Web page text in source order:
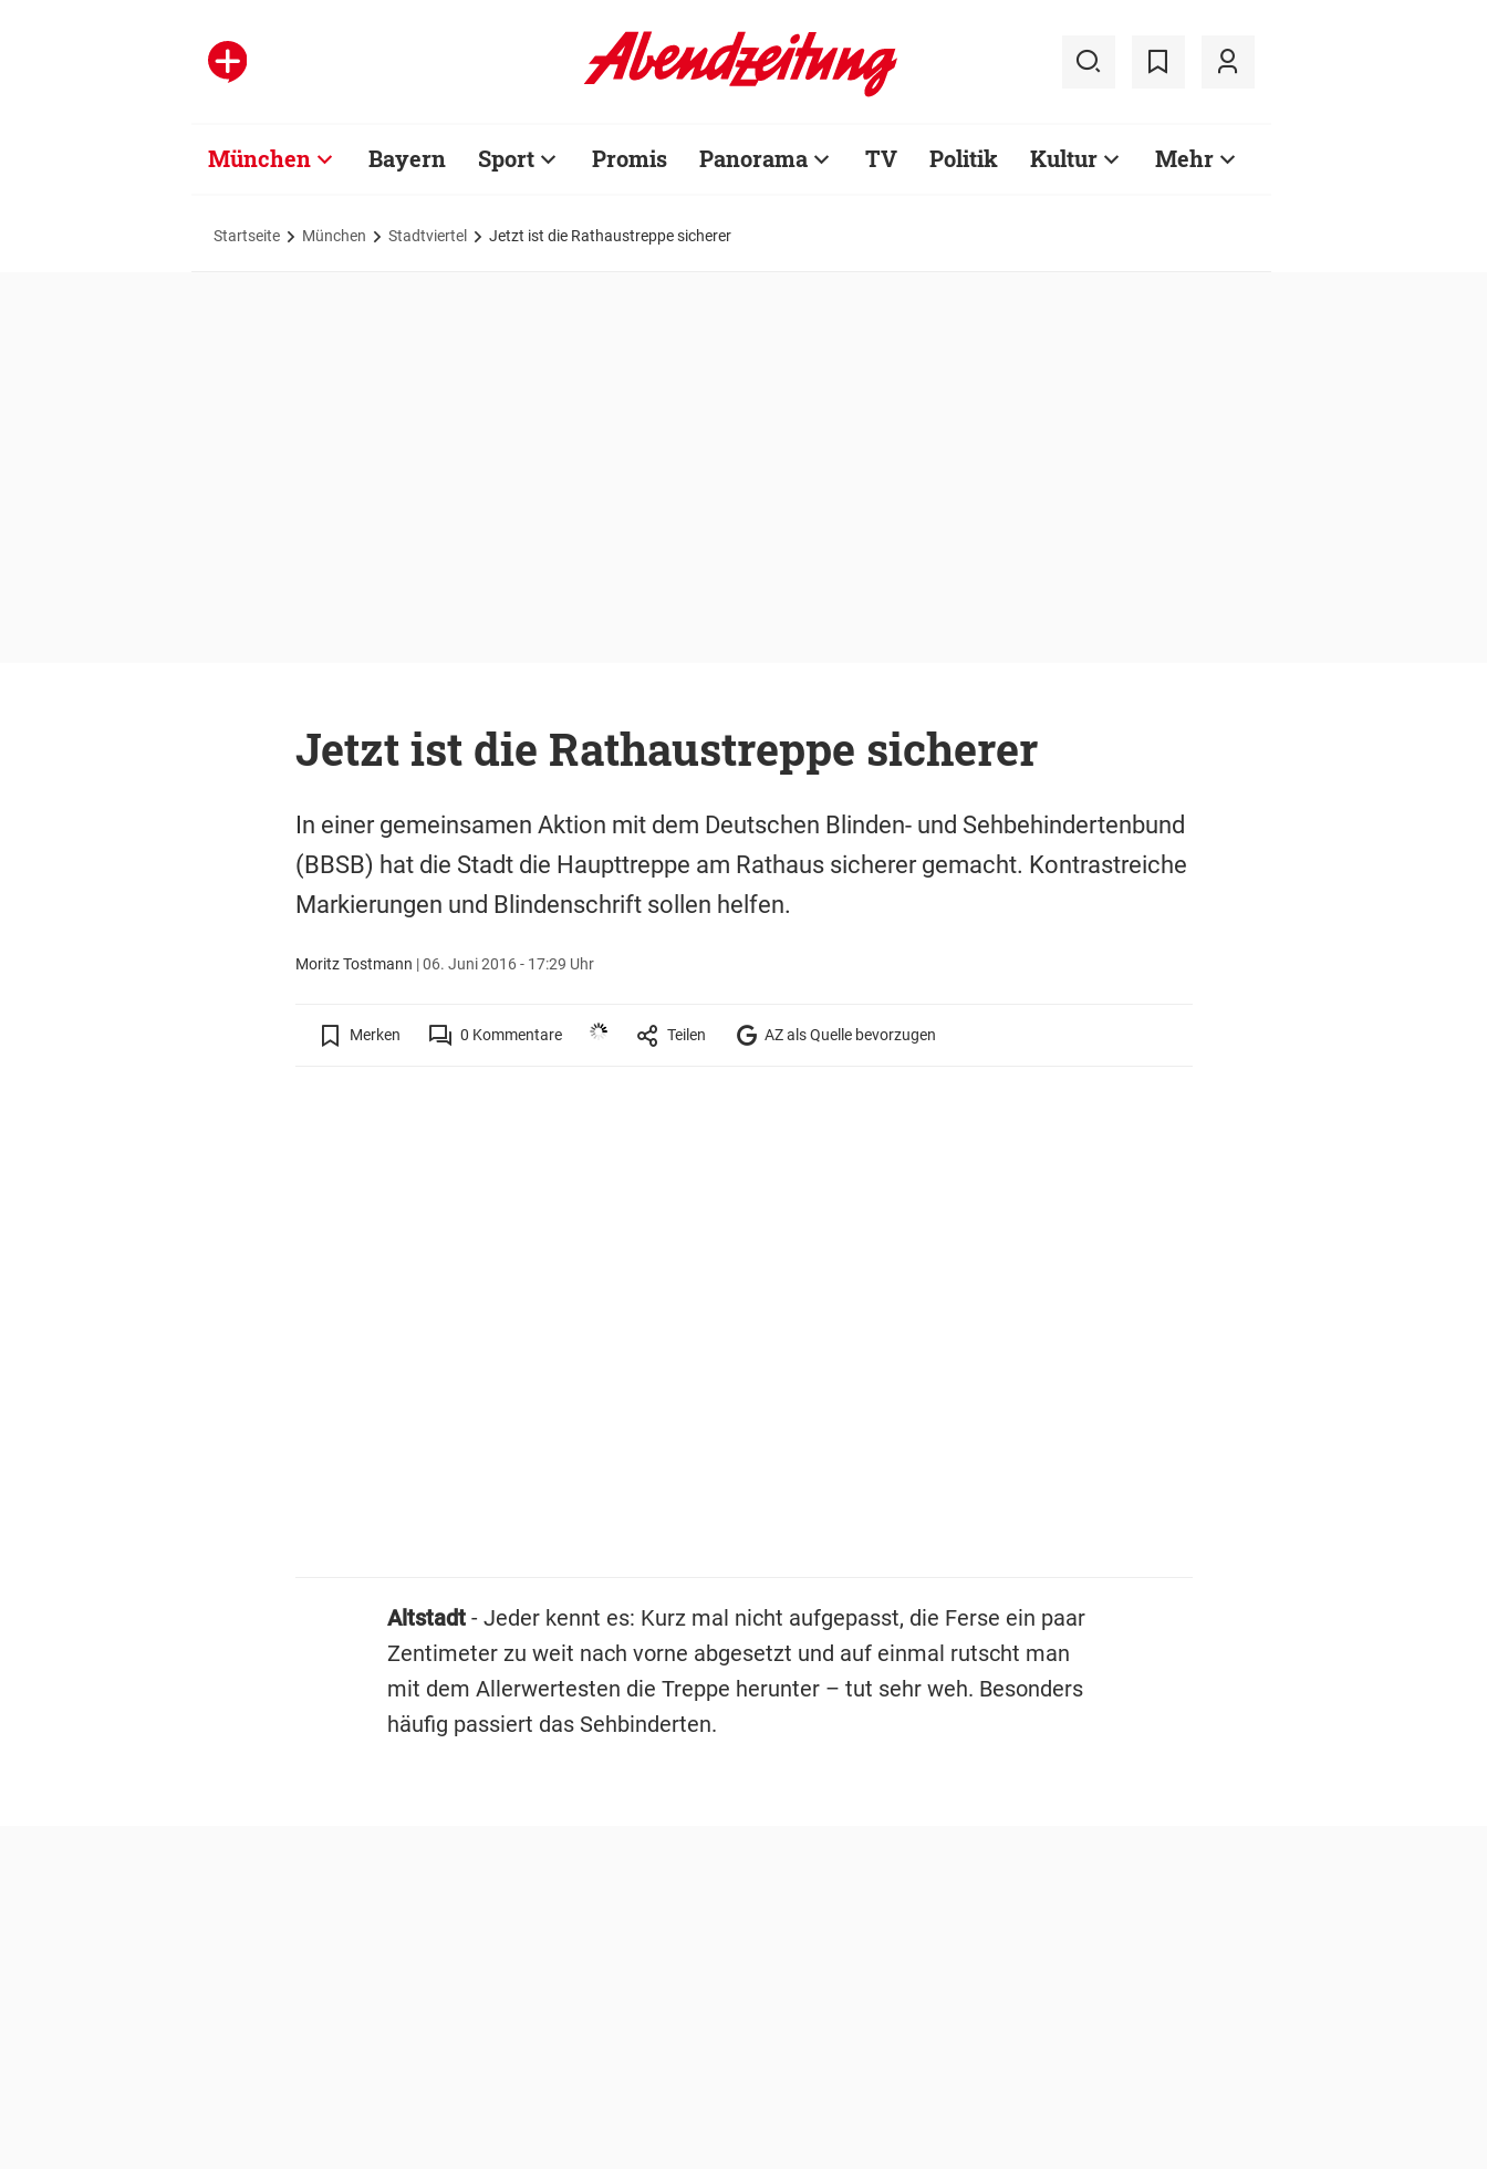
München Bayern Sport Promis Panorama TV Politik Kultur Mehr
Startseite München Stadtviertel Jetzt ist die Rathaustreppe sicherer
Jetzt ist die Rathaustreppe sicherer
In einer gemeinsamen Aktion mit dem Deutschen Blinden- und Sehbehindertenbund
(BBSB) hat die Stadt die Haupttreppe am Rathaus sicherer gemacht. Kontrastreiche
Markierungen und Blindenschrift sollen helfen.
Moritz Tostmann |06. Juni 2016 - 17:29 Uhr
Merken 0 Kommentare Teilen AZ als Quelle bevorzugen
Altstadt - Jeder kennt es: Kurz mal nicht aufgepasst, die Ferse ein paar
Zentimeter zu weit nach vorne abgesetzt und auf einmal rutscht man
mit dem Allerwertesten die Treppe herunter – tut sehr weh. Besonders
häufig passiert das Sehbinderten.